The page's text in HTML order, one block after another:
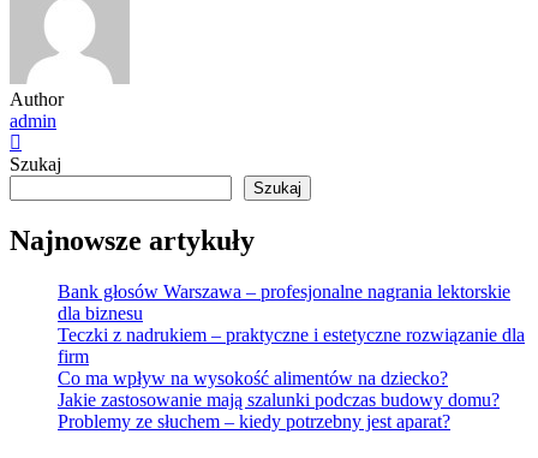
Author
admin
Szukaj
Szukaj
Najnowsze artykuły
Bank głosów Warszawa – profesjonalne nagrania lektorskie
dla biznesu
Teczki z nadrukiem – praktyczne i estetyczne rozwiązanie dla
firm
Co ma wpływ na wysokość alimentów na dziecko?
Jakie zastosowanie mają szalunki podczas budowy domu?
Problemy ze słuchem – kiedy potrzebny jest aparat?